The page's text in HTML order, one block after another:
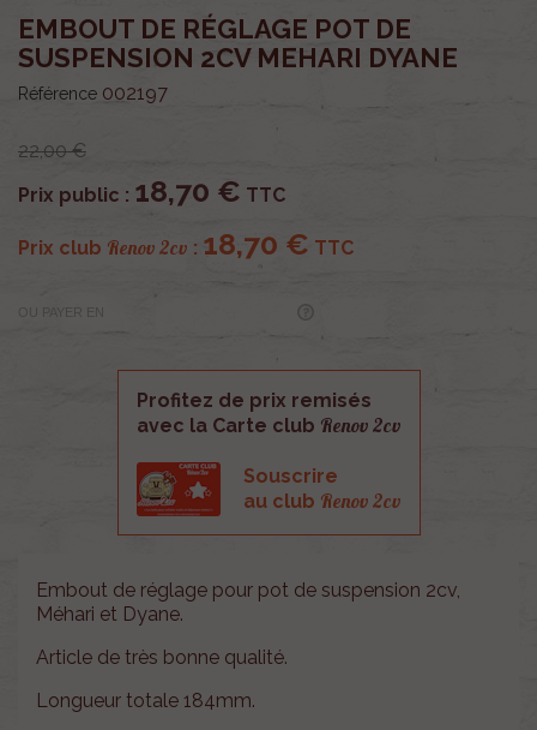
EMBOUT DE RÉGLAGE POT DE
SUSPENSION 2CV MEHARI DYANE
Référence 002197
22,00 €
Prix public : 18,70 € TTC
Prix club Renov 2cv : 18,70 € TTC
OU PAYER EN
Profitez de prix remisés
avec la Carte club Renov 2cv
Souscrire
au club Renov 2cv
Embout de réglage pour pot de suspension 2cv,
Méhari et Dyane.
Article de très bonne qualité.
Longueur totale 184mm.